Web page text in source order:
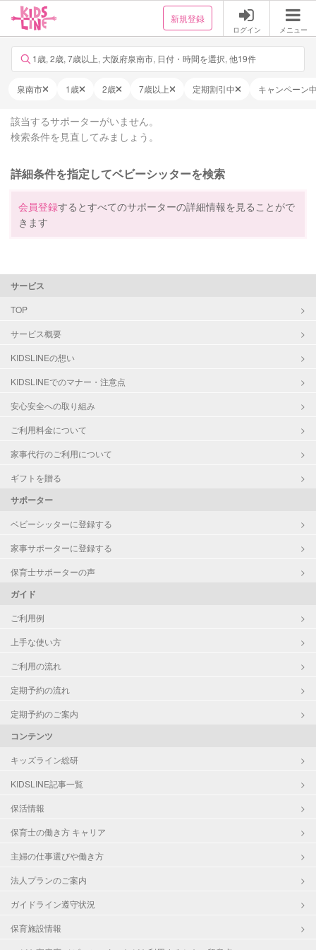
新規登録
ログイン メニュー
1歳, 2歳, 7歳以上, 大阪府泉南市, 日付・時間を選択, 他19件
泉南市 1歳 2歳 7歳以上 定期割引中 キャンペーン
該当するサポーターがいません。
検索条件を見直してみましょう。
詳細条件を指定してベビーシッターを検索
会員登録するとすべてのサポーターの詳細情報を見ることがで
きます
サービス
TOP
サービス概要
KIDSLINEの想い
KIDSLINEでのマナー・注意点
安心安全への取り組み
ご利用料金について
家事代行のご利用について
ギフトを贈る
サポーター
ベビーシッターに登録する
家事サポーターに登録する
保育士サポーターの声
ガイド
ご利用例
上手な使い方
ご利用の流れ
定期予約の流れ
定期予約のご案内
コンテンツ
キッズライン総研
KIDSLINE記事一覧
保活情報
保育士の働き方 キャリア
主婦の仕事選びや働き方
法人プランのご案内
ガイドライン遵守状況
保育施設情報